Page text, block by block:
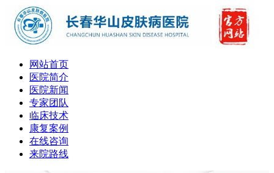
网站首页
医院简介
医院新闻
专家团队
临床技术
康复案例
在线咨询
来院路线